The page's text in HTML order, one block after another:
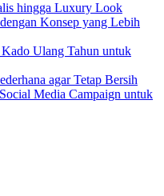
hingga Luxury Look
Konsep yang Lebih
Ulang Tahun untuk
agar Tetap Bersih
Media Campaign untuk